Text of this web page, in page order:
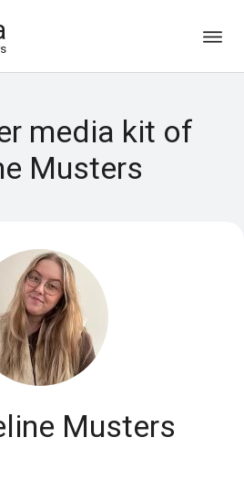
media kit of
Musters
Musters